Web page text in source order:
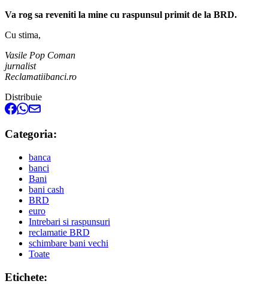
Va rog sa reveniti la mine cu raspunsul primit de la BRD.
Cu stima,
Vasile Pop Coman
jurnalist
Reclamatiibanci.ro
Distribuie
Categoria:
banca
banci
Bani
bani cash
BRD
euro
Intrebari si raspunsuri
reclamatie BRD
schimbare bani vechi
Toate
Etichete: